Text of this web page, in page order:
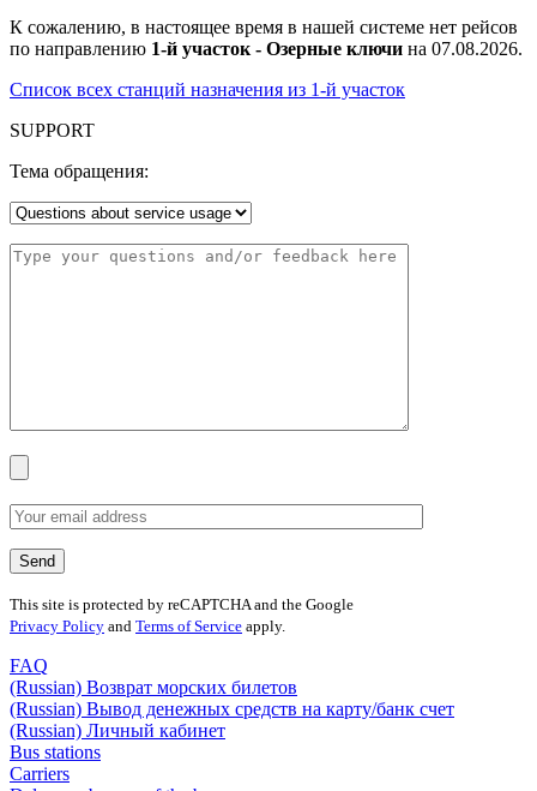
К сожалению, в настоящее время в нашей системе нет рейсов
по направлению 1-й участок - Озерные ключи на 07.08.2026.
Список всех станций назначения из 1-й участок
SUPPORT
Тема обращения:
This site is protected by reCAPTCHA and the Google
Privacy Policy and Terms of Service apply.
FAQ
(Russian) Возврат морских билетов
(Russian) Вывод денежных средств на карту/банк счет
(Russian) Личный кабинет
Bus stations
Carriers